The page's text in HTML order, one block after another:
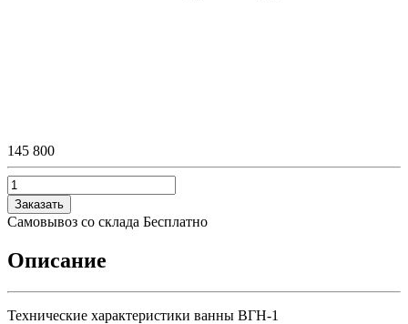
145 800
Заказать
Самовывоз со склада Бесплатно
Описание
Технические характеристики ванны ВГН-1